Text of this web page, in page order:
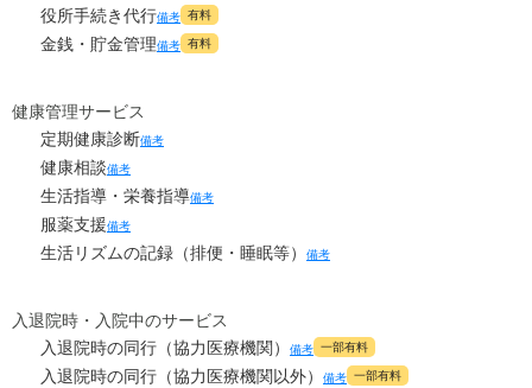
役所手続き代行備考 有料
金銭・貯金管理備考 有料
健康管理サービス
定期健康診断備考
健康相談備考
生活指導・栄養指導備考
服薬支援備考
生活リズムの記録（排便・睡眠等） 備考
入退院時・入院中のサービス
入退院時の同行（協力医療機関） 備考 一部有料
入退院時の同行（協力医療機関以外） 備考 一部有料